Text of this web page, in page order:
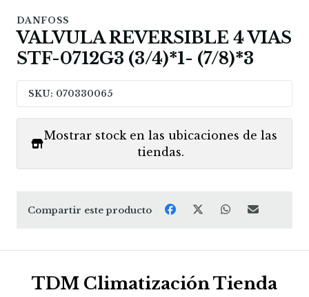
DANFOSS
VALVULA REVERSIBLE 4 VIAS
STF-0712G3 (3/4)*1- (7/8)*3
SKU: 070330065
Mostrar stock en las ubicaciones de las
tiendas.
Compartir este producto
TDM Climatización Tienda